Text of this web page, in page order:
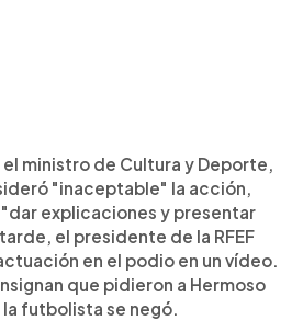
el ministro de Cultura y Deporte,
"inaceptable" la acción,
"dar explicaciones y presentar
el presidente de la RFEF
en el podio en un vídeo.
que pidieron a Hermoso
futbolista se negó.